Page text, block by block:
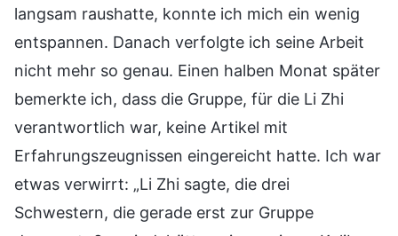
langsam raushatte, konnte ich mich ein wenig
entspannen. Danach verfolgte ich seine Arbeit
nicht mehr so genau. Einen halben Monat später
bemerkte ich, dass die Gruppe, für die Li Zhi
verantwortlich war, keine Artikel mit
Erfahrungszeugnissen eingereicht hatte. Ich war
etwas verwirrt: „Li Zhi sagte, die drei
Schwestern, die gerade erst zur Gruppe